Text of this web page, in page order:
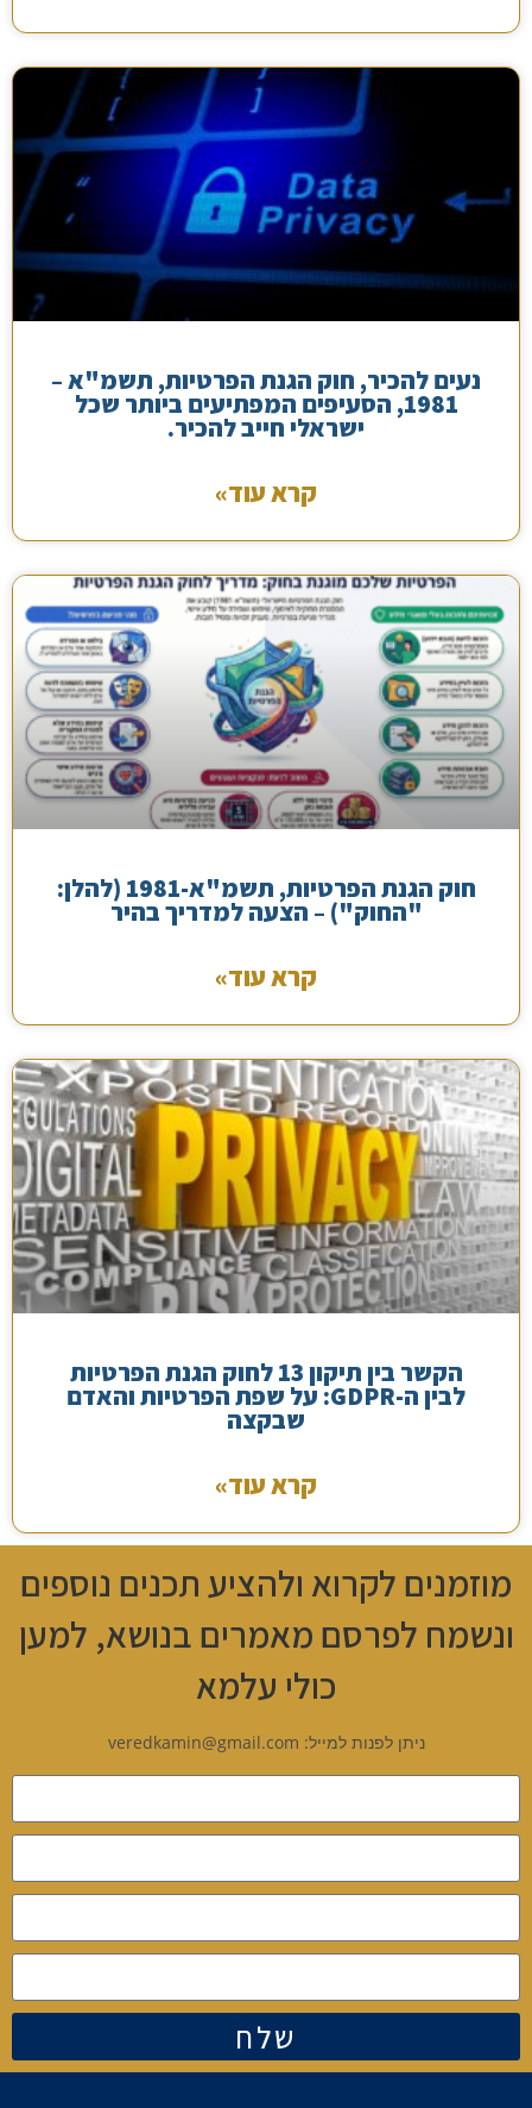
נעים להכיר, חוק הגנת הפרטיות, תשמ"א –
1981, הסעיפים המפתיעים ביותר שכל
ישראלי חייב להכיר.
קרא עוד»
חוק הגנת הפרטיות, תשמ"א-1981 (להלן:
"החוק") – הצעה למדריך בהיר
קרא עוד»
הקשר בין תיקון 13 לחוק הגנת הפרטיות
לבין ה-GDPR: על שפת הפרטיות והאדם
שבקצה
קרא עוד»
מוזמנים לקרוא ולהציע תכנים נוספים
ונשמח לפרסם מאמרים בנושא, למען
כולי עלמא
ניתן לפנות למייל: veredkamin@gmail.com
שלח